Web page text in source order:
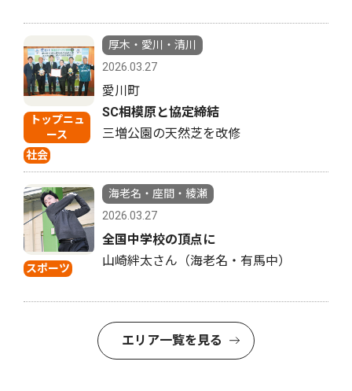
トップニュ
ース
社会
厚木・愛川・清川
2026.03.27
愛川町
SC相模原と協定締結
三増公園の天然芝を改修
スポーツ
海老名・座間・綾瀬
2026.03.27
全国中学校の頂点に
山崎絆太さん（海老名・有馬中）
エリア一覧を見る